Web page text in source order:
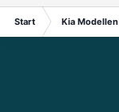
Start Kia Modellen